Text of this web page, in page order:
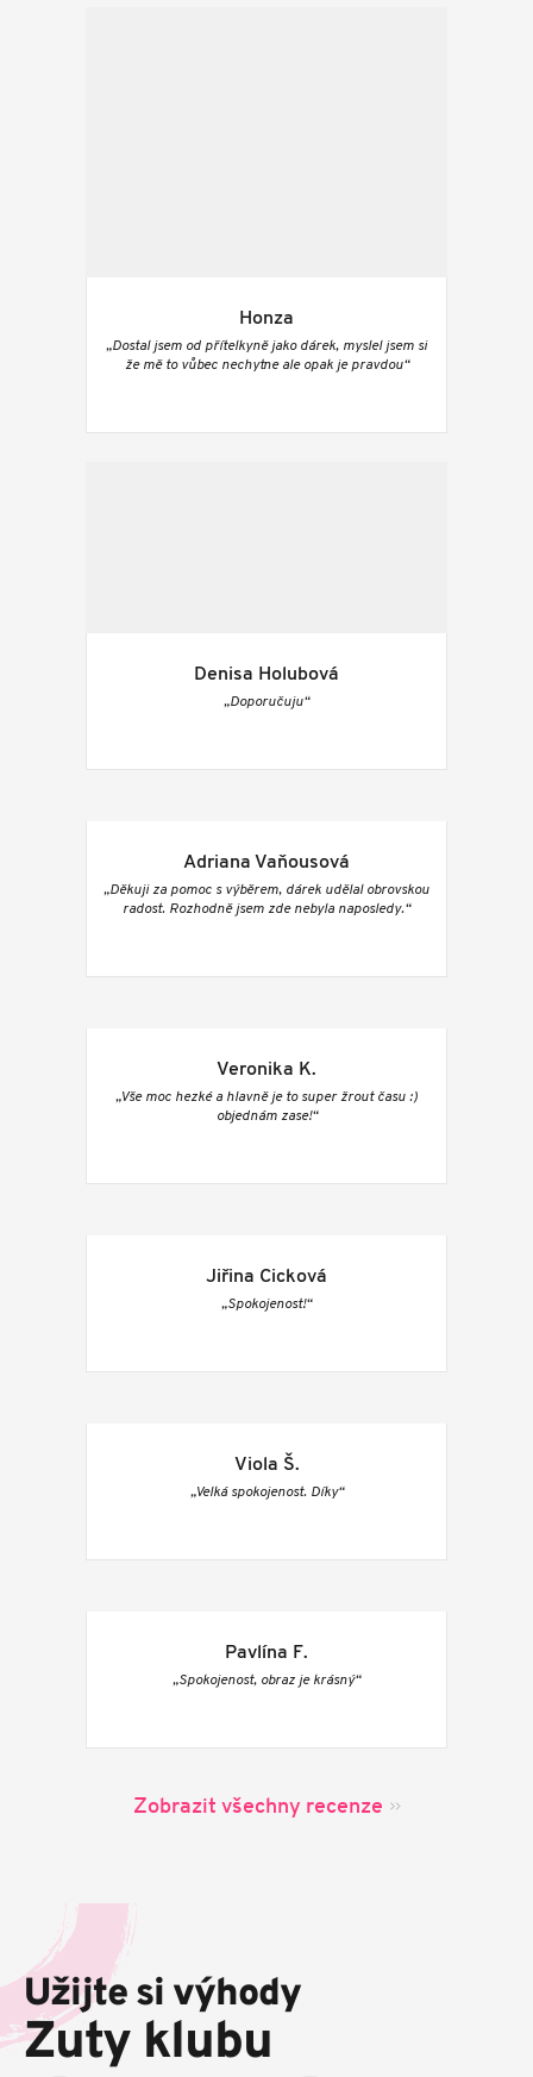
Honza
„Dostal jsem od přítelkyně jako dárek, myslel jsem si
že mě to vůbec nechytne ale opak je pravdou“
Denisa Holubová
„Doporučuju“
Adriana Vaňousová
„Děkuji za pomoc s výběrem, dárek udělal obrovskou
radost. Rozhodně jsem zde nebyla naposledy.“
Veronika K.
„Vše moc hezké a hlavně je to super žrout času :)
objednám zase!“
Jiřina Cicková
„Spokojenost!“
Viola Š.
„Velká spokojenost. Díky“
Pavlína F.
„Spokojenost, obraz je krásný“
Zobrazit všechny recenze
a
í
Užijte si výhody
Zuty klubu